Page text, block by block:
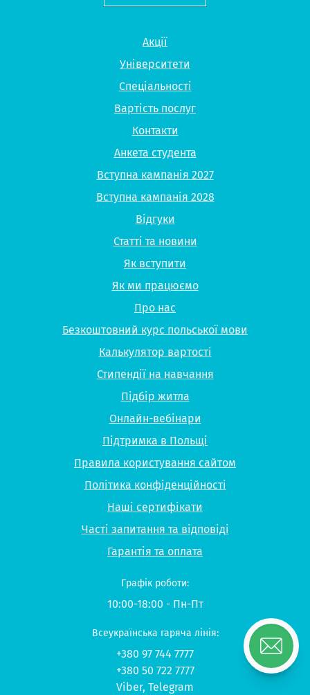
Акції
Університети
Спеціальності
Вартість послуг
Контакти
Анкета студента
Вступна кампанія 2027
Вступна кампанія 2028
Відгуки
Статті та новини
Як вступити
Як ми працюємо
Про нас
Безкоштовний курс польської мови
Калькулятор вартості
Стипендії на навчання
Підбір житла
Онлайн-вебінари
Підтримка в Польщі
Правила користування сайтом
Політика конфіденційності
Наші сертифікати
Часті запитання та відповіді
Гарантія та оплата
Графік роботи:
10:00-18:00 - Пн-Пт
Всеукраїнська гаряча лінія:
+380 97 744 7777
+380 50 722 7777
Viber, Telegram